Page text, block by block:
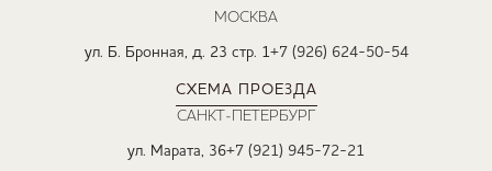
МОСКВА
ул. Б. Бронная, д. 23 стр. 1+7 (926) 624-50-54
СХЕМА ПРОЕЗДА
САНКТ-ПЕТЕРБУРГ
ул. Марата, 36+7 (921) 945-72-21